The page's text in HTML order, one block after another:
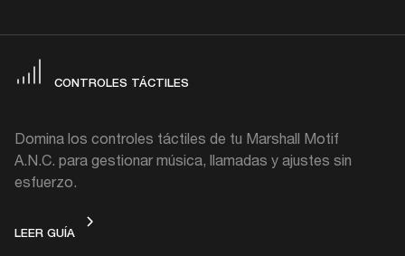
CONTROLES TÁCTILES
Domina los controles táctiles de tu Marshall Motif
A.N.C. para gestionar música, llamadas y ajustes sin
esfuerzo.
LEER GUÍACONTROLES TÁCTILES